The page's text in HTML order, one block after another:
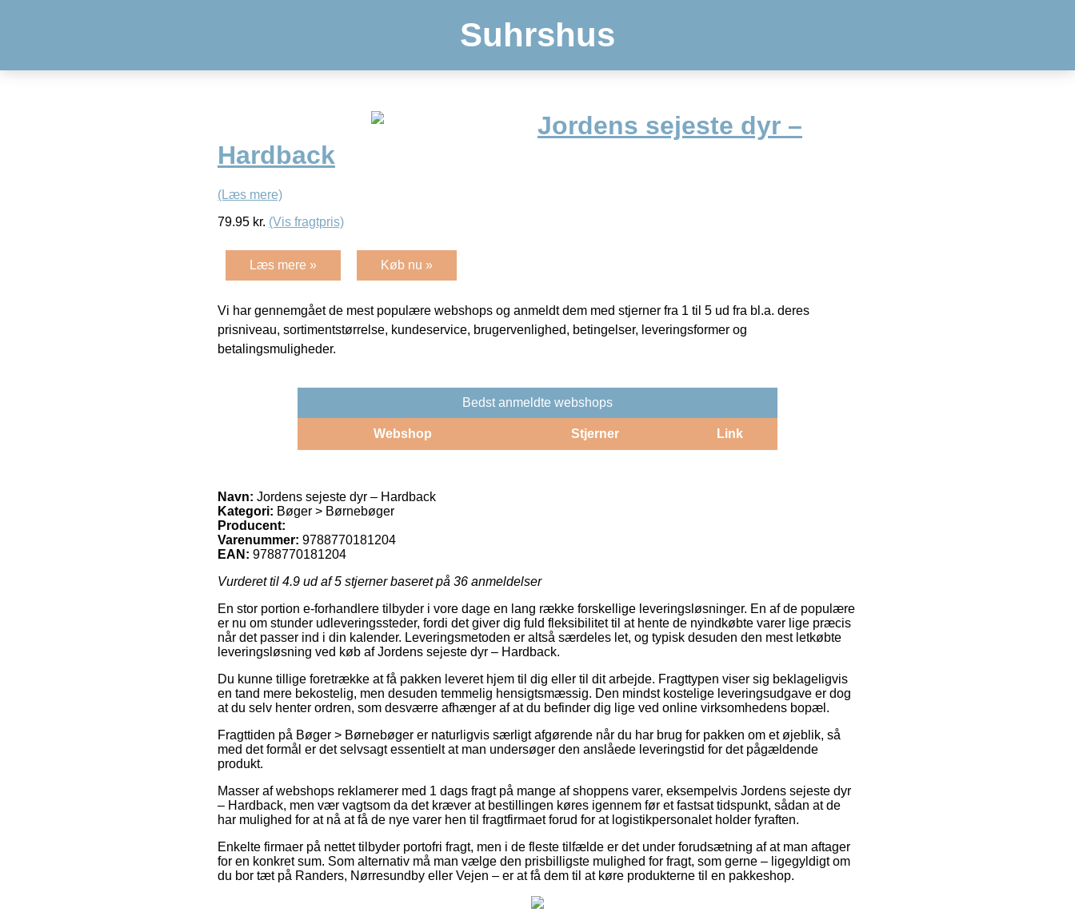
Suhrshus
Jordens sejeste dyr –
Hardback
(Læs mere)
79.95 kr. (Vis fragtpris)
Læs mere » Køb nu »
Vi har gennemgået de mest populære webshops og anmeldt dem med stjerner fra 1 til 5 ud fra bl.a. deres
prisniveau, sortimentstørrelse, kundeservice, brugervenlighed, betingelser, leveringsformer og
betalingsmuligheder.
Bedst anmeldte webshops
Webshop Stjerner Link
Navn: Jordens sejeste dyr – Hardback
Kategori: Bøger > Børnebøger
Producent:
Varenummer: 9788770181204
EAN: 9788770181204
Vurderet til 4.9 ud af 5 stjerner baseret på 36 anmeldelser
En stor portion e-forhandlere tilbyder i vore dage en lang række forskellige leveringsløsninger. En af de populære
er nu om stunder udleveringssteder, fordi det giver dig fuld fleksibilitet til at hente de nyindkøbte varer lige præcis
når det passer ind i din kalender. Leveringsmetoden er altså særdeles let, og typisk desuden den mest letkøbte
leveringsløsning ved køb af Jordens sejeste dyr – Hardback.
Du kunne tillige foretrække at få pakken leveret hjem til dig eller til dit arbejde. Fragttypen viser sig beklageligvis
en tand mere bekostelig, men desuden temmelig hensigtsmæssig. Den mindst kostelige leveringsudgave er dog
at du selv henter ordren, som desværre afhænger af at du befinder dig lige ved online virksomhedens bopæl.
Fragttiden på Bøger > Børnebøger er naturligvis særligt afgørende når du har brug for pakken om et øjeblik, så
med det formål er det selvsagt essentielt at man undersøger den anslåede leveringstid for det pågældende
produkt.
Masser af webshops reklamerer med 1 dags fragt på mange af shoppens varer, eksempelvis Jordens sejeste dyr
– Hardback, men vær vagtsom da det kræver at bestillingen køres igennem før et fastsat tidspunkt, sådan at de
har mulighed for at nå at få de nye varer hen til fragtfirmaet forud for at logistikpersonalet holder fyraften.
Enkelte firmaer på nettet tilbyder portofri fragt, men i de fleste tilfælde er det under forudsætning af at man aftager
for en konkret sum. Som alternativ må man vælge den prisbilligste mulighed for fragt, som gerne – ligegyldigt om
du bor tæt på Randers, Nørresundby eller Vejen – er at få dem til at køre produkterne til en pakkeshop.